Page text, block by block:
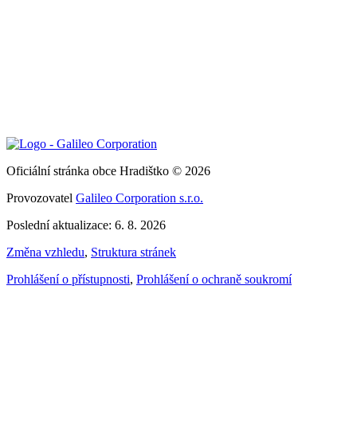
Oficiální stránka obce Hradištko © 2026
Provozovatel Galileo Corporation s.r.o.
Poslední aktualizace: 6. 8. 2026
Změna vzhledu, Struktura stránek
Prohlášení o přístupnosti, Prohlášení o ochraně soukromí